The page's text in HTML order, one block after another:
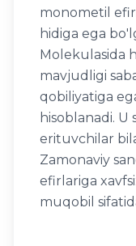
monometil
hidiga ega
Molekulasida
mavjudligi
qobiliyatiga
hisoblanadi.
erituvchilar
Zamonaviy
efirlariga
muqobil